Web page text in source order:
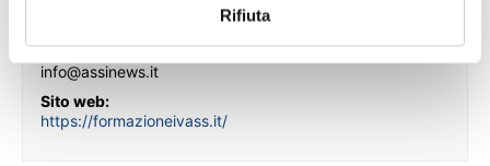
Rifiuta
Email:
info@assinews.it
Sito web:
https://formazioneivass.it/